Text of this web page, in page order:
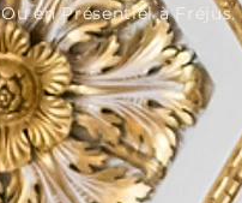
Ou en Présentiel à Fréjus.